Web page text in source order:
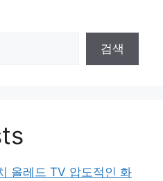
검색
올레드 TV 압도적인 화